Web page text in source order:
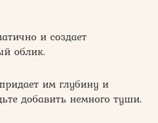
и создает
облик.
им глубину и
добавить немного туши.